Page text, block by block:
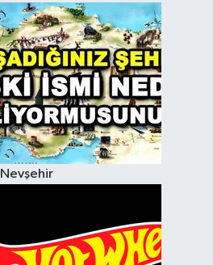
Nevşehir